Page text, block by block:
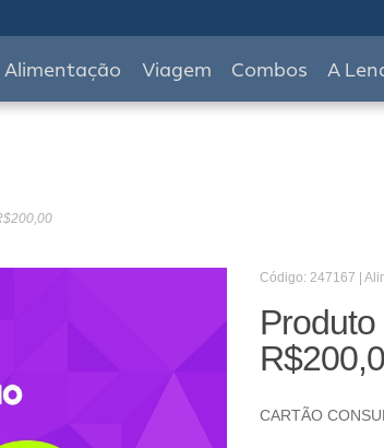
Alimentação Viagem Combos A
Código: 247167 |
CARTÃO